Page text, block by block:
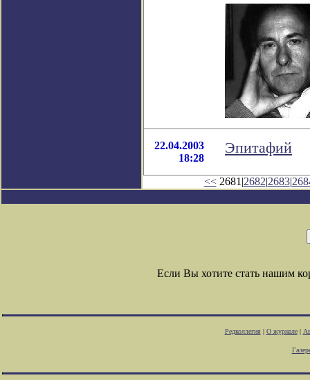
22.04.2003
18:28
Эпитафий
<<2681|2682|2683|
Если Вы хотите стать нашим
Редколлегия| О журнале|